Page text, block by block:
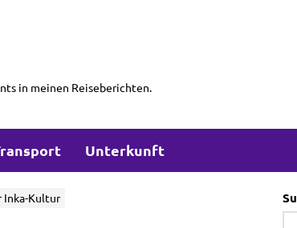
in meinen Reiseberichten.
Unterkunft
Inka-Kultur